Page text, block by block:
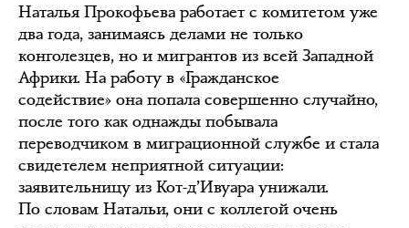
Наталья Прокофьева работает с комитетом уже
два года, занимаясь делами не только
конголезцев, но и мигрантов из всей Западной
Африки. На работу в «Гражданское
содействие» она попала совершенно случайно,
после того как однажды побывала
переводчиком в миграционной службе и стала
свидетелем неприятной ситуации:
заявительницу из Кот-д’Ивуара унижали.
По словам Натальи, они с коллегой очень